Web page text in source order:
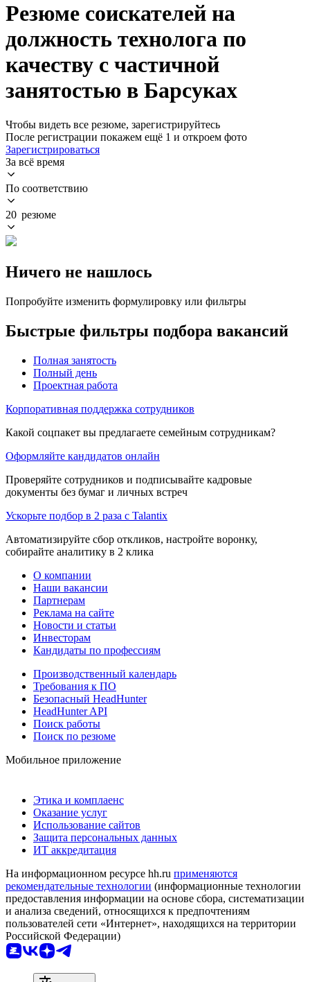
Резюме соискателей на
должность технолога по
качеству с частичной
занятостью в Барсуках
Чтобы видеть все резюме, зарегистрируйтесь
После регистрации покажем ещё 1 и откроем фото
Зарегистрироваться
За всё время
По соответствию
20 резюме
Ничего не нашлось
Попробуйте изменить формулировку или фильтры
Быстрые фильтры подбора вакансий
Полная занятость
Полный день
Проектная работа
Корпоративная поддержка сотрудников
Какой соцпакет вы предлагаете семейным сотрудникам?
Оформляйте кандидатов онлайн
Проверяйте сотрудников и подписывайте кадровые
документы без бумаг и личных встреч
Ускорьте подбор в 2 раза с Talantix
Автоматизируйте сбор откликов, настройте воронку,
собирайте аналитику в 2 клика
О компании
Наши вакансии
Партнерам
Реклама на сайте
Новости и статьи
Инвесторам
Кандидаты по профессиям
Производственный календарь
Требования к ПО
Безопасный HeadHunter
HeadHunter API
Поиск работы
Поиск по резюме
Мобильное приложение
Этика и комплаенс
Оказание услуг
Использование сайтов
Защита персональных данных
ИТ аккредитация
На информационном ресурсе hh.ru применяются
рекомендательные технологии (информационные технологии
предоставления информации на основе сбора, систематизации
и анализа сведений, относящихся к предпочтениям
пользователей сети «Интернет», находящихся на территории
Российской Федерации)